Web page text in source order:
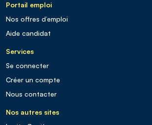
Portail emploi
Nos offres d’emploi
Aide candidat
Services
Se connecter
Créer un compte
Nous contacter
Nos autres sites